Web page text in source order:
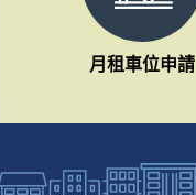
月租車位申請